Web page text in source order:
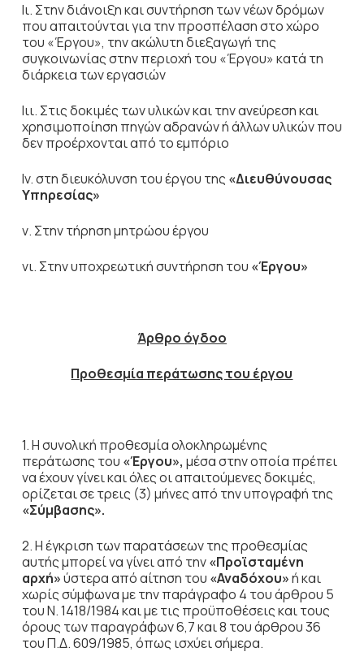
Ιι. Στην διάνοιξη και συντήρηση των νέων δρόμων
που απαιτούνται για την προσπέλαση στο χώρο
του «Έργου», την ακώλυτη διεξαγωγή της
συγκοινωνίας στην περιοχή του «Έργου» κατά τη
διάρκεια των εργασιών
Ιιι. Στις δοκιμές των υλικών και την ανεύρεση και
χρησιμοποίηση πηγών αδρανών ή άλλων υλικών που
δεν προέρχονται από το εμπόριο
Ιv. στη διευκόλυνση του έργου της «Διευθύνουσας
Υπηρεσίας»
ν. Στην τήρηση μητρώου έργου
νι. Στην υποχρεωτική συντήρηση του «Έργου»
Άρθρο όγδοο
Προθεσμία περάτωσης του έργου
1. Η συνολική προθεσμία ολοκληρωμένης
περάτωσης του «Έργου», μέσα στην οποία πρέπει
να έχουν γίνει και όλες οι απαιτούμενες δοκιμές,
ορίζεται σε τρεις (3) μήνες από την υπογραφή της
«Σύμβασης».
2. Η έγκριση των παρατάσεων της προθεσμίας
αυτής μπορεί να γίνει από την«Προϊσταμένη
αρχή»ύστερα από αίτηση του «Αναδόχου»ή και
χωρίς σύμφωνα με την παράγραφο 4 του άρθρου 5
του Ν. 1418/1984 και με τις προϋποθέσεις και τους
όρους των παραγράφων 6,7 και 8 του άρθρου 36
του Π.Δ. 609/1985, όπως ισχύει σήμερα.